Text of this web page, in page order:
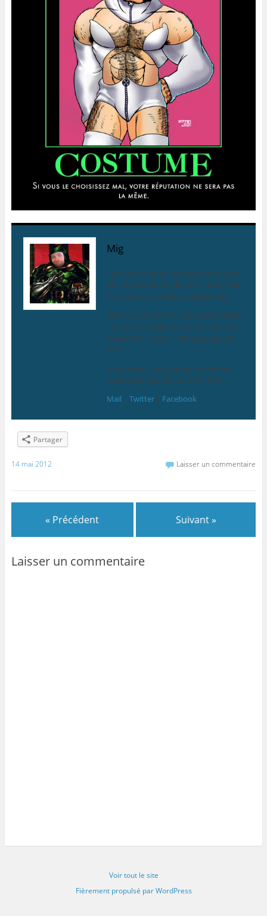
Mig
Fan de tout ce qui se rapproche d’une
BD, de jeux vidéo, jdr, des jeux de mot
à 2 sous. Je vis à Geneva Beach city.
Aime : Écrire, dormir. Les averses d’été.
Les siestes qui durent des heures. Mes
potes.Avoir raison, même quand j’ai
tort.
N’aime pas : Les gens qui se sentent
supérieurs. Les choux. Avoir tort.
Mail | Twitter| Facebook
Partager
14 mai 2012 Laisser un commentaire
« Précédent Suivant »
Laisser un commentaire
Voir tout le site
Fièrement propulsé par WordPress